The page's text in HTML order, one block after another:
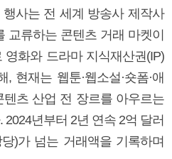
사는 전 세계 방송사 제작사
교류하는 콘텐츠 거래 마켓이
화와 드라마 지식재산권(IP)
현재는 웹툰·웹소설·숏폼·애
텐츠 산업 전 장르를 아우르는
년부터 2년 연속 2억 달러
)가 넘는 거래액을 기록하며